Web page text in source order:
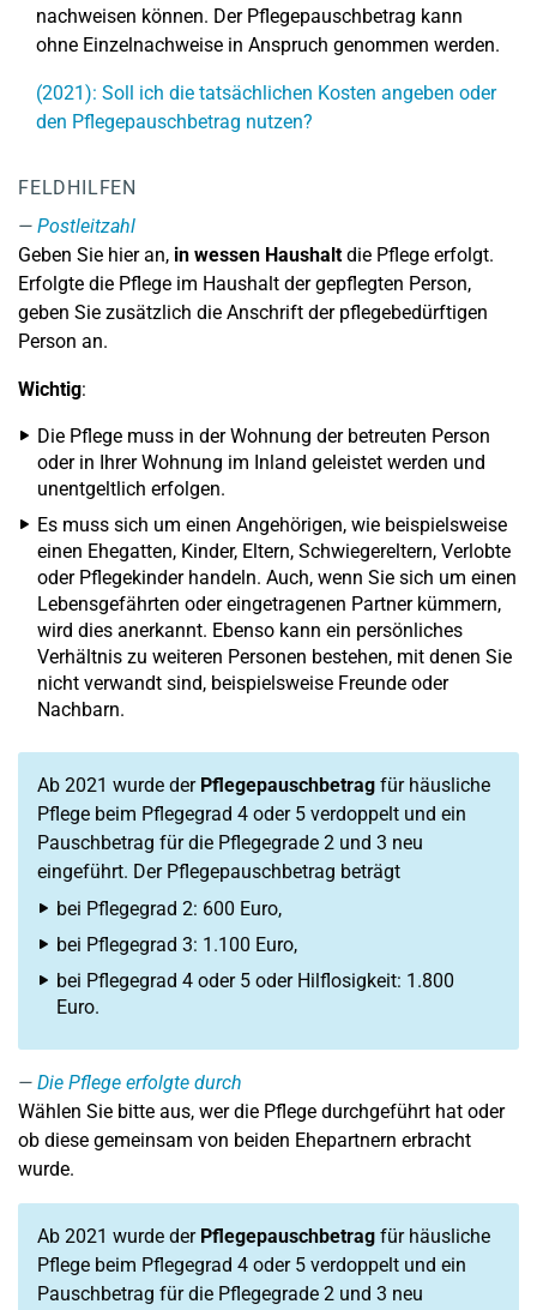
nachweisen können. Der Pflegepauschbetrag kann
ohne Einzelnachweise in Anspruch genommen werden.
(2021): Soll ich die tatsächlichen Kosten angeben oder
den Pflegepauschbetrag nutzen?
FELDHILFEN
Postleitzahl
Geben Sie hier an, in wessen Haushaltdie Pflege erfolgt.
Erfolgte die Pflege im Haushalt der gepflegten Person,
geben Sie zusätzlich die Anschrift der pflegebedürftigen
Person an.
Wichtig:
Die Pflege muss in der Wohnung der betreuten Person
oder in Ihrer Wohnung im Inland geleistet werden und
unentgeltlich erfolgen.
Es muss sich um einen Angehörigen, wie beispielsweise
einen Ehegatten, Kinder, Eltern, Schwiegereltern, Verlobte
oder Pflegekinder handeln. Auch, wenn Sie sich um einen
Lebensgefährten oder eingetragenen Partner kümmern,
wird dies anerkannt. Ebenso kann ein persönliches
Verhältnis zu weiteren Personen bestehen, mit denen Sie
nicht verwandt sind, beispielsweise Freunde oder
Nachbarn.
Ab 2021 wurde der Pflegepauschbetrag für häusliche
Pflege beim Pflegegrad 4 oder 5 verdoppelt und ein
Pauschbetrag für die Pflegegrade 2 und 3 neu
eingeführt. Der Pflegepauschbetrag beträgt
bei Pflegegrad 2: 600 Euro,
bei Pflegegrad 3: 1.100 Euro,
bei Pflegegrad 4 oder 5 oder Hilflosigkeit: 1.800
Euro.
Die Pflege erfolgte durch
Wählen Sie bitte aus, wer die Pflege durchgeführt hat oder
ob diese gemeinsam von beiden Ehepartnern erbracht
wurde.
Ab 2021 wurde der Pflegepauschbetrag für häusliche
Pflege beim Pflegegrad 4 oder 5 verdoppelt und ein
Pauschbetrag für die Pflegegrade 2 und 3 neu